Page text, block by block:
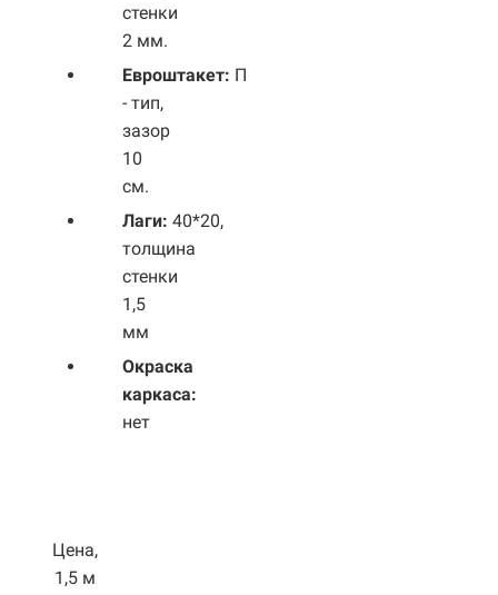
стенки
2 мм.
Евроштакет: П
- тип,
зазор
10
см.
Лаги: 40*20,
толщина
стенки
1,5
мм
Окраска
каркаса:
нет
Цена,
1,5 м